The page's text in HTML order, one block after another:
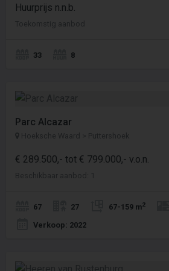
Huurprijs n.n.b.
Toekomstig aanbod
33 8
Parc Alcazar
Hoeksche Waard > Puttershoek
€ 289.500,- tot € 799.000,- v.o.n.
Beschikbaar aanbod: 1
67 27 67-159 m2
Verkoop: 2022